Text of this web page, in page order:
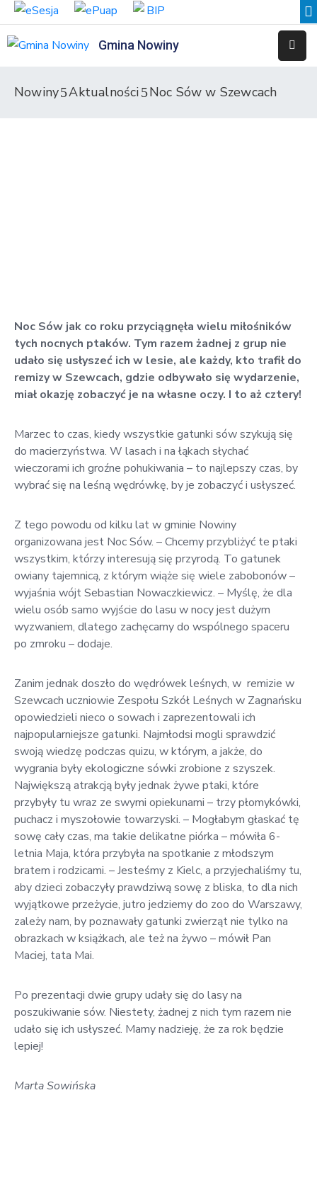
Gmina Nowiny
w
Kowali
Zespół
Placówek
w
Bolechowicach
Nowiny Aktualności Noc Sów w Szewcach
Noc Sów jak co roku przyciągnęła wielu miłośników
tych nocnych ptaków. Tym razem żadnej z grup nie
udało się usłyszeć ich w lesie, ale każdy, kto trafił do
remizy w Szewcach, gdzie odbywało się wydarzenie,
miał okazję zobaczyć je na własne oczy. I to aż cztery!
Marzec to czas, kiedy wszystkie gatunki sów szykują się
do macierzyństwa. W lasach i na łąkach słychać
wieczorami ich groźne pohukiwania – to najlepszy czas, by
wybrać się na leśną wędrówkę, by je zobaczyć i usłyszeć.
Z tego powodu od kilku lat w gminie Nowiny
organizowana jest Noc Sów. – Chcemy przybliżyć te ptaki
wszystkim, którzy interesują się przyrodą. To gatunek
owiany tajemnicą, z którym wiąże się wiele zabobonów –
wyjaśnia wójt Sebastian Nowaczkiewicz. – Myślę, że dla
wielu osób samo wyjście do lasu w nocy jest dużym
wyzwaniem, dlatego zachęcamy do wspólnego spaceru
po zmroku – dodaje.
Zanim jednak doszło do wędrówek leśnych, w remizie w
Szewcach uczniowie Zespołu Szkół Leśnych w Zagnańsku
opowiedzieli nieco o sowach i zaprezentowali ich
najpopularniejsze gatunki. Najmłodsi mogli sprawdzić
swoją wiedzę podczas quizu, w którym, a jakże, do
wygrania były ekologiczne sówki zrobione z szyszek.
Największą atrakcją były jednak żywe ptaki, które
przybyły tu wraz ze swymi opiekunami – trzy płomykówki,
puchacz i myszołowie towarzyski. – Mogłabym głaskać tę
sowę cały czas, ma takie delikatne piórka – mówiła 6-
letnia Maja, która przybyła na spotkanie z młodszym
bratem i rodzicami. – Jesteśmy z Kielc, a przyjechaliśmy tu,
aby dzieci zobaczyły prawdziwą sowę z bliska, to dla nich
wyjątkowe przeżycie, jutro jedziemy do zoo do Warszawy,
zależy nam, by poznawały gatunki zwierząt nie tylko na
obrazkach w książkach, ale też na żywo – mówił Pan
Maciej, tata Mai.
Po prezentacji dwie grupy udały się do lasy na
poszukiwanie sów. Niestety, żadnej z nich tym razem nie
udało się ich usłyszeć. Mamy nadzieję, że za rok będzie
lepiej!
Marta Sowińska